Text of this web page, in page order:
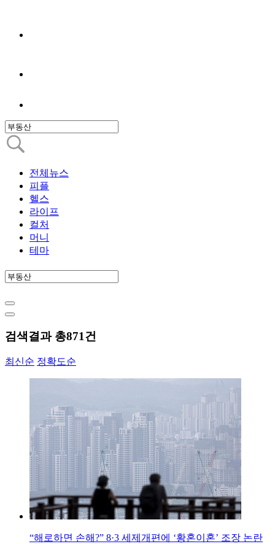
전체뉴스
피플
헬스
라이프
컬처
머니
테마
검색결과 총871건
최신순 정확도순
“해로하면 손해?” 8·3 세제개편에 ‘황혼이혼’ 조장 논란